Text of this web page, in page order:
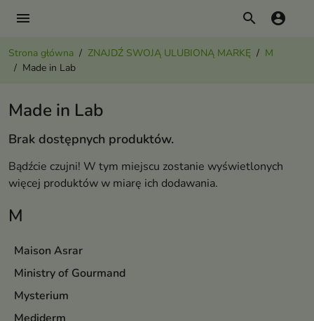
menu search account_circle
Strona główna ZNAJDŹ SWOJĄ ULUBIONĄ MARKĘ
M
Made in Lab
M
Maison Asrar
Ministry of Gourmand
Mysterium
Made in Lab
Brak dostępnych produktów.
Bądźcie czujni! W tym miejscu zostanie wyświetlonych
więcej produktów w miarę ich dodawania.